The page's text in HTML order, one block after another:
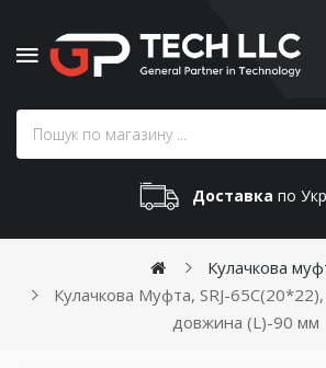
Доставка по
Кулачкова
Кулачкова Муфта, SRJ-
довжина (L)-90 мм